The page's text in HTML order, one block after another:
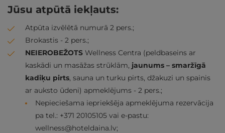
Jūsu atpūtā iekļauts:
Atpūta izvēlētā numurā 2 pers.;
Brokastis - 2 pers.;
NEIEROBEŽOTS Wellness Centra (peldbaseins ar
kaskādi un masāžas strūklām, jaunums – smaržīgā
kadiķu pirts, sauna un turku pirts, džakuzi un spainis
ar auksto ūdeni) apmeklējums - 2 pers.;
Nepieciešama iepriekšēja apmeklējuma rezervācija
pa tel.: +371 20105105 vai e-pastu:
wellness@hoteldaina.lv;